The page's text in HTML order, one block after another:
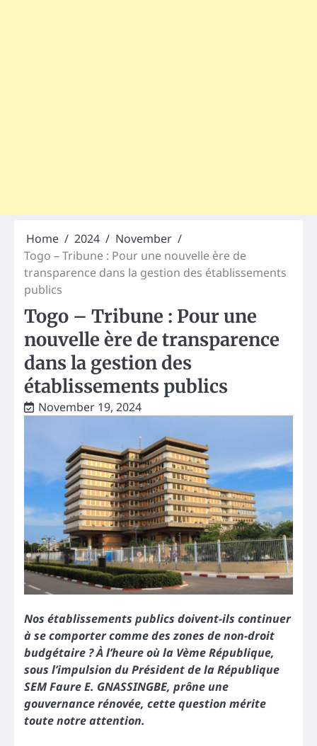
Home 2024
November
Togo – Tribune : Pour une nouvelle ère de
transparence dans la gestion des établissements
publics
Togo – Tribune : Pour une
nouvelle ère de transparence
dans la gestion des
établissements publics
November 19, 2024
Nos établissements publics doivent-ils continuer
à se comporter comme des zones de non-droit
budgétaire ? À l’heure où la Vème République,
sous l’impulsion du Président de la République
SEM Faure E. GNASSINGBE, prône une
gouvernance rénovée, cette question mérite
toute notre attention.